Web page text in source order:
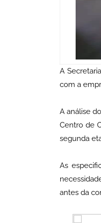
A
com a
A análise
Centro de
segunda
As
antes da